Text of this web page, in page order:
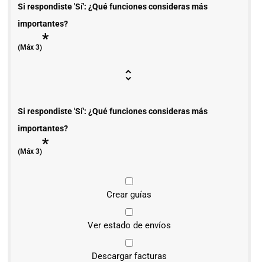
Si respondiste 'Sí': ¿Qué funciones consideras más
importantes?
(Máx 3)*
Si respondiste 'Sí': ¿Qué funciones consideras más
importantes?
(Máx 3)*
Crear guías
Ver estado de envíos
Descargar facturas